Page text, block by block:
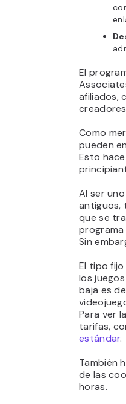
El
afiliados,
Como
pueden
Esto
Al ser
antiguos,
que se
programa
Sin
El tipo
los
baja es
Para ver
tarifas,
estándar.
También
de las
horas.